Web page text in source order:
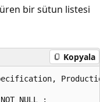
bir sütun listesi
Kopyala